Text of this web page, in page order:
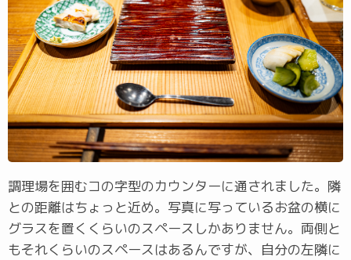
調理場を囲むコの字型のカウンターに通されました。隣
との距離はちょっと近め。写真に写っているお盆の横に
グラスを置くくらいのスペースしかありません。両側と
もそれくらいのスペースはあるんですが、自分の左隣に